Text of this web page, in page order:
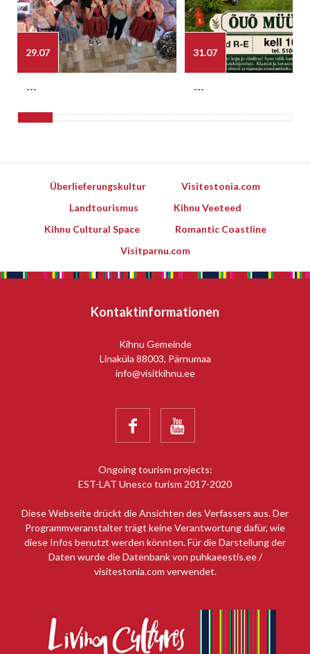
29.07
---
31.07
---
Überlieferungskultur
Visitestonia.com
Landtourismus
Kihnu Veeteed
Kihnu Cultural Space
Romantic Coastline
Visitparnu.com
Kontaktinformationen
Kihnu Gemeinde
Linaküla 88003, Pärnumaa
info@visitkihnu.ee
 
Ongoing tourism projects:
EST-LAT Unesco turism 2017-2020
Diese Webseite drückt die Ansichten des Verfassers aus. Der
Programmveranstalter trägt keine Verantwortung dafür, wie
diese Infos benutzt werden könnten. Für die Darstellung der
Daten wurde die Datenbank von puhkaeestis.ee /
visitestonia.com verwendet.